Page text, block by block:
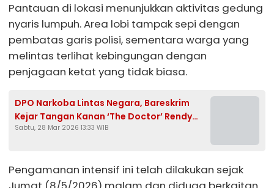
Pantauan di lokasi menunjukkan aktivitas gedung
nyaris lumpuh. Area lobi tampak sepi dengan
pembatas garis polisi, sementara warga yang
melintas terlihat kebingungan dengan
penjagaan ketat yang tidak biasa.
DPO Narkoba Lintas Negara, Bareskrim
Kejar Tangan Kanan ‘The Doctor’ Rendy
Hermawan hingga Malaysia
Sabtu, 28 Mar 2026 13:33 WIB
Pengamanan intensif ini telah dilakukan sejak